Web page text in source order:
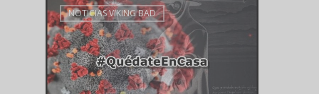
NOTICIAS VIKING BAD